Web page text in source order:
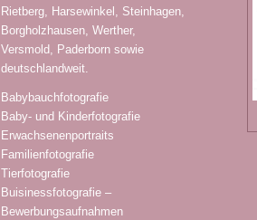
Rietberg, Harsewinkel, Steinhagen,
Borgholzhausen, Werther,
Versmold, Paderborn sowie
deutschlandweit.
Babybauchfotografie
Baby- und Kinderfotografie
Erwachsenenportraits
Familienfotografie
Tierfotografie
Buisinessfotografie –
Bewerbungsaufnahmen